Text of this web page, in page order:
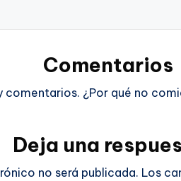
Comentarios
comentarios. ¿Por qué no
Deja una
no será publicada. Los